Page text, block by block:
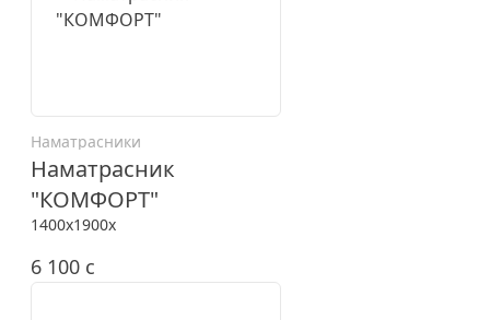
Наматрасники
Наматрасник
"КОМФОРТ"
1400x1900x
6 100 c